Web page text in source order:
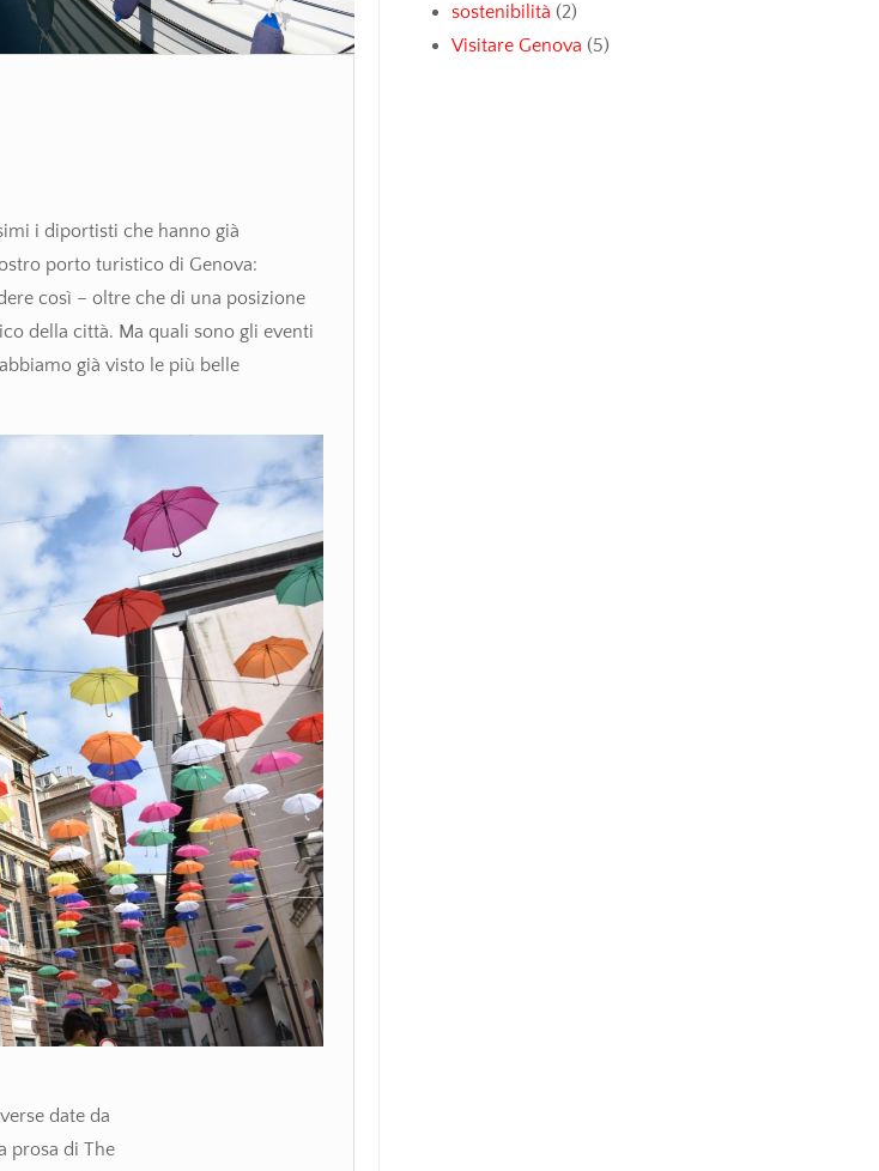
i diportisti che hanno già
porto turistico di Genova:
così – oltre che di una posizione
della città. Ma quali sono gli eventi
già visto le più belle
date da
prosa di The
sostenibilità (2)
Visitare Genova (5)